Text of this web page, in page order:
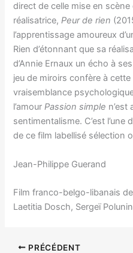
direct de celle mise en
réalisatrice,Peur de rien
l’apprentissage amoureux
Rien d’étonnant que sa
d’Annie Ernaux un écho à
jeu de miroirs confère à
vraisemblance
l’amourPassion simple n’est
sentimentalisme. C’est
de ce film labellisé sélection
Jean-Philippe Guerand
Film franco-belgo-libanais
Laetitia Dosch, Sergeï
PRÉCÉDENT